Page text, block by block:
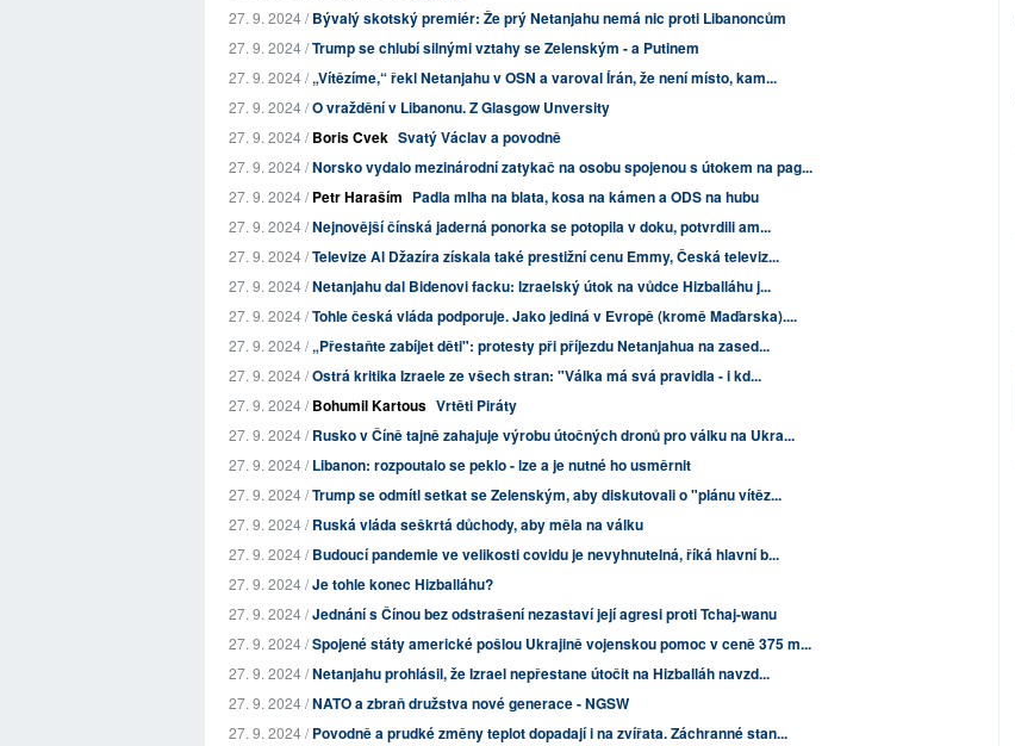
27. 9. 2024 /Bývalý skotský premiér: Že prý Netanjahu nemá nic proti Libanoncům
27. 9. 2024 /Trump se chlubí silnými vztahy se Zelenským - a Putinem
27. 9. 2024 /„Vítězíme,“ řekl Netanjahu v OSN a varoval Írán, že není místo, kam...
27. 9. 2024 /O vraždění v Libanonu. Z Glasgow Unversity
27. 9. 2024 /Boris Cvek Svatý Václav a povodně
27. 9. 2024 /Norsko vydalo mezinárodní zatykač na osobu spojenou s útokem na pag...
27. 9. 2024 /Petr Haraším Padla mlha na blata, kosa na kámen a ODS na hubu
27. 9. 2024 /Nejnovější čínská jaderná ponorka se potopila v doku, potvrdili am...
27. 9. 2024 /Televize Al Džazíra získala také prestižní cenu Emmy, Česká televiz...
27. 9. 2024 /Netanjahu dal Bidenovi facku: Izraelský útok na vůdce Hizballáhu j...
27. 9. 2024 /Tohle česká vláda podporuje. Jako jediná v Evropě (kromě Maďarska)....
27. 9. 2024 /„Přestaňte zabíjet děti": protesty při příjezdu Netanjahua na zased...
27. 9. 2024 /Ostrá kritika Izraele ze všech stran: "Válka má svá pravidla - i kd...
27. 9. 2024 /Bohumil Kartous Vrtěti Piráty
27. 9. 2024 /Rusko v Číně tajně zahajuje výrobu útočných dronů pro válku na Ukra...
27. 9. 2024 /Libanon: rozpoutalo se peklo - lze a je nutné ho usměrnit
27. 9. 2024 /Trump se odmítl setkat se Zelenským, aby diskutovali o "plánu vítěz...
27. 9. 2024 /Ruská vláda seškrtá důchody, aby měla na válku
27. 9. 2024 /Budoucí pandemie ve velikosti covidu je nevyhnutelná, říká hlavní b...
27. 9. 2024 /Je tohle konec Hizballáhu?
27. 9. 2024 /Jednání s Čínou bez odstrašení nezastaví její agresi proti Tchaj-wanu
27. 9. 2024 /Spojené státy americké pošlou Ukrajině vojenskou pomoc v ceně 375 m...
27. 9. 2024 /Netanjahu prohlásil, že Izrael nepřestane útočit na Hizballáh navzd...
27. 9. 2024 /NATO a zbraň družstva nové generace - NGSW
27. 9. 2024 /Povodně a prudké změny teplot dopadají i na zvířata. Záchranné stan...